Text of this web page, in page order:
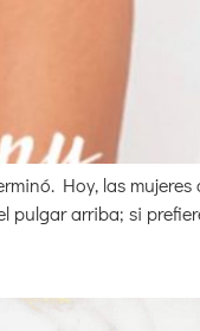
Hoy, las
pulgar arriba; si